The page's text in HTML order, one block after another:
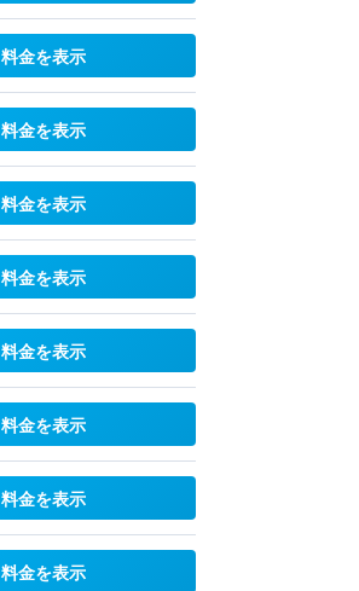
料金を表示
料金を表示
料金を表示
料金を表示
料金を表示
料金を表示
料金を表示
料金を表示